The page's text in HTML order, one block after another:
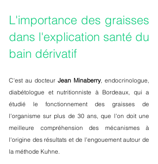
L'importance des graisses
dans l'explication santé du
bain dérivatif
C'est au docteur Jean Minaberry, endocrinologue,
diabétologue et nutritionniste à Bordeaux, qui a
étudié le fonctionnement des graisses de
l'organisme sur plus de 30 ans, que l'on doit une
meilleure compréhension des mécanismes à
l'origine des résultats et de l'engouement autour de
la méthode Kuhne.